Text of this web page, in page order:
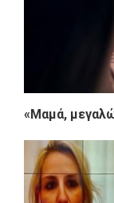
«Μαμά,